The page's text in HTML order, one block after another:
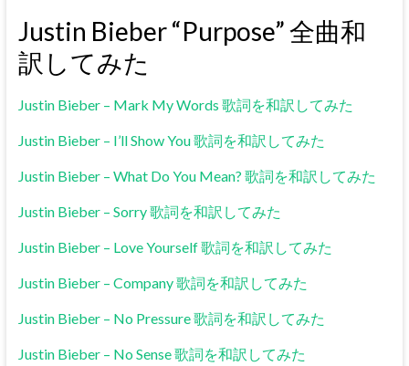
Justin Bieber “Purpose” 全曲和
訳してみた
Justin Bieber – Mark My Words 歌詞を和訳してみた
Justin Bieber – I’ll Show You 歌詞を和訳してみた
Justin Bieber – What Do You Mean? 歌詞を和訳してみた
Justin Bieber – Sorry 歌詞を和訳してみた
Justin Bieber – Love Yourself 歌詞を和訳してみた
Justin Bieber – Company 歌詞を和訳してみた
Justin Bieber – No Pressure 歌詞を和訳してみた
Justin Bieber – No Sense 歌詞を和訳してみた